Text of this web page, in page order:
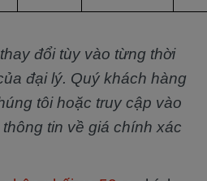
đổi tùy vào từng thời
đại lý. Quý khách hàng
tôi hoặc truy cập vào
tin về giá chính xác